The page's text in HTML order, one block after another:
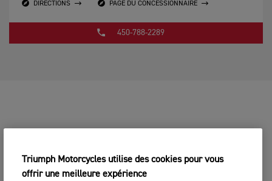
DIRECTIONS PAGE DU CONCESSIONNAIRE
450-788-2289
Triumph Motorcycles utilise des cookies pour vous
offrir une meilleure expérience